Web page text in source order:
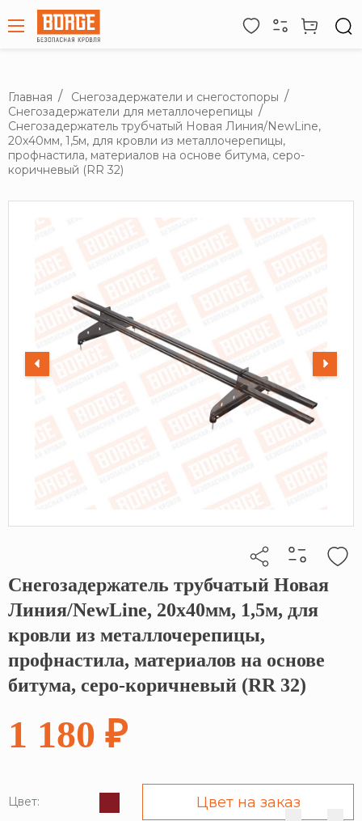
Главная
Снегозадержатели и снегостопоры
Снегозадержатели для металлочерепицы
Снегозадержатель трубчатый Новая Линия/NewLine,
20х40мм, 1,5м, для кровли из металлочерепицы,
профнастила, материалов на основе битума, серо-
коричневый (RR 32)
Кликните, чтобы скопировать прямую ссылку
Снегозадержатель трубчатый Новая
Линия/NewLine, 20х40мм, 1,5м, для
кровли из металлочерепицы,
профнастила, материалов на основе
битума, серо-коричневый (RR 32)
1 180 ₽
Цвет: Цвет на заказ